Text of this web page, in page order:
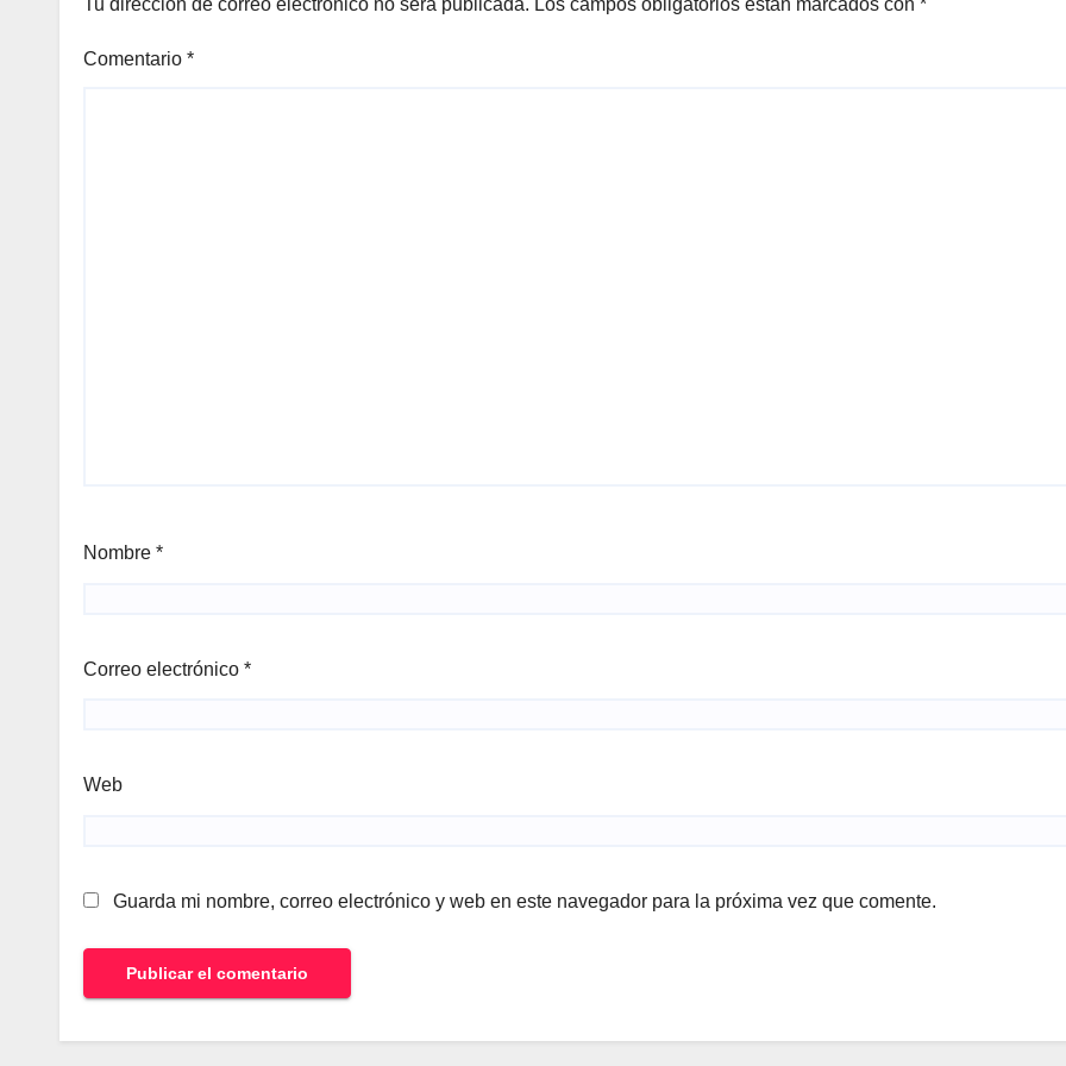
Tu dirección de correo electrónico no será publicada. Los campos obligatorios están marcados con *
Comentario *
Nombre *
Correo electrónico *
Web
Guarda mi nombre, correo electrónico y web en este navegador para la próxima vez que comente.